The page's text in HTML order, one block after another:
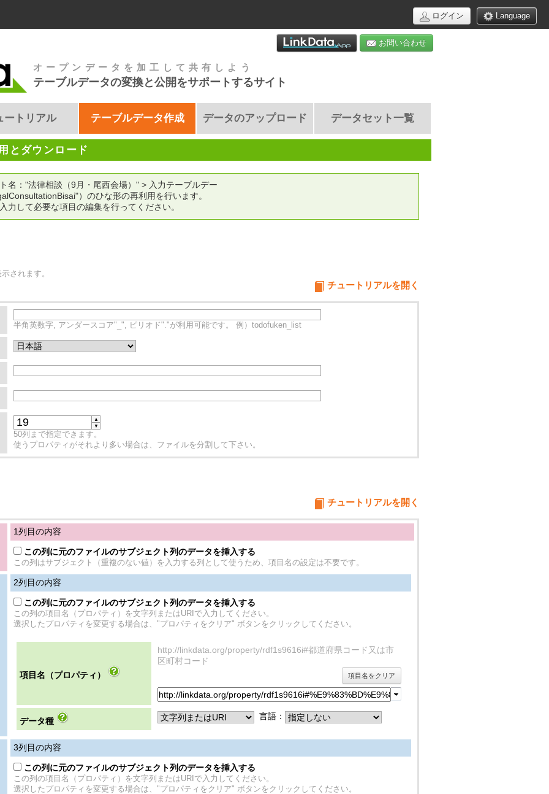
Language
ログイン
お問い合わせ
オープンデータを加工して共有しよう
テーブルデータの変換と公開をサポートするサイト
ートリアル テーブルデータ作成 データのアップロード データセット一覧
とダウンロード
名："法律相談（9月・尾西会場）" > 入力テーブルデー
）のひな形の再利用を行います。
力して必要な項目の編集を行ってください。
されます。
チュートリアルを開く
半角英数字, アンダースコア"_", ピリオド"."が利用可能です。 例）todofuken_list
▲
▼
50列まで指定できます。
使うプロパティがそれより多い場合は、ファイルを分割して下さい。
チュートリアルを開く
1列目の内容
この列に元のファイルのサブジェクト列のデータを挿入する
この列はサブジェクト（重複のない値）を入力する列として使うため、項目名の設定は不要です。
2列目の内容
この列に元のファイルのサブジェクト列のデータを挿入する
この列の項目名（プロパティ）を文字列またはURIで入力してください。
選択したプロパティを変更する場合は、"プロパティをクリア" ボタンをクリックしてください。
項目名（プロパティ）
http://linkdata.org/property/rdf1s9616i#都道府県コード又は市
区町村コード
項目名をクリア
データ種 言語：
3列目の内容
この列に元のファイルのサブジェクト列のデータを挿入する
この列の項目名（プロパティ）を文字列またはURIで入力してください。
選択したプロパティを変更する場合は、"プロパティをクリア" ボタンをクリックしてください。